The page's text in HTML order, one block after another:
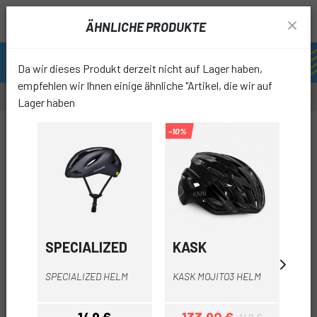
ÄHNLICHE PRODUKTE
Da wir dieses Produkt derzeit nicht auf Lager haben,
empfehlen wir Ihnen einige ähnliche "Artikel, die wir auf
Lager haben
SPECIALIZED
SPECIALIZED HELM
-10%
KASK
KASK MOJITO3 HELM